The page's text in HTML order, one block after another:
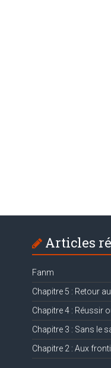
Articles
Fanm
Chapitre 5 : Retour
Chapitre 4 : Réussir
Chapitre 3 : Sans le
Chapitre 2 : Aux